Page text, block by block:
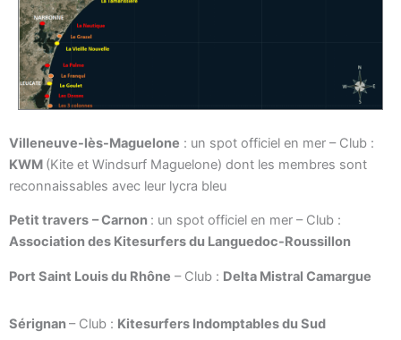
Villeneuve-lès-Maguelone : un spot officiel en mer – Club :
KWM (Kite et Windsurf Maguelone) dont les membres sont
reconnaissables avec leur lycra bleu
Petit travers – Carnon : un spot officiel en mer – Club :
Association des Kitesurfers du Languedoc-Roussillon
Port Saint Louis du Rhône – Club : Delta Mistral Camargue
Sérignan– Club : Kitesurfers Indomptables du Sud